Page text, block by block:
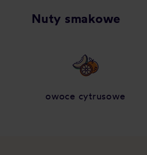
Nuty smakowe
owoce cytrusowe